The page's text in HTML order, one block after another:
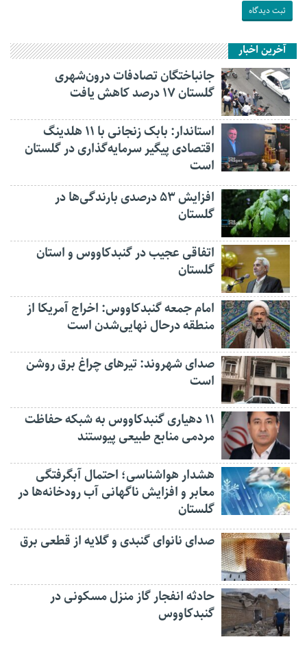
آخرین اخبار
جانباختگان تصادفات درون‌شهری
گلستان ۱۷ درصد کاهش یافت
استاندار: بابک زنجانی با ۱۱ هلدینگ
اقتصادی پیگیر سرمایه‌گذاری در گلستان
است
افزایش ۵۳ درصدی بارندگی‌ها در
گلستان
اتفاقی عجیب در‌ گنبدکاووس و استان
گلستان
امام جمعه گنبدکاووس: اخراج آمریکا از
منطقه درحال نهایی‌شدن است
صدای شهروند: تیرهای چراغ برق روشن
است
۱۱ دهیاری گنبدکاووس به شبکه حفاظت
مردمی منابع طبیعی پیوستند
هشدار هواشناسی؛ احتمال آبگرفتگی
معابر و افزایش ناگهانی آب رودخانه‌ها در
گلستان
صدای نانوای گنبدی و گلایه از قطعی برق
حادثه انفجار گاز منزل مسکونی در
گنبدکاووس